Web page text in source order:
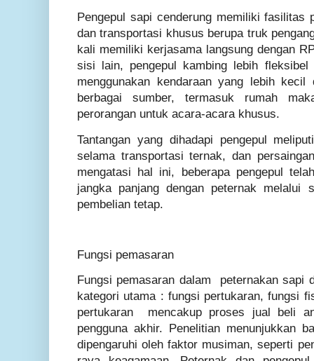
Pengepul sapi cenderung memiliki fasilitas
dan transportasi khusus berupa truk
kali memiliki kerjasama langsung dengan
sisi lain, pengepul kambing lebih
menggunakan kendaraan yang lebih
berbagai sumber, termasuk rumah
perorangan untuk acara-acara khusus.
Tantangan yang dihadapi pengepul
selama transportasi ternak, dan
mengatasi hal ini, beberapa pengepul
jangka panjang dengan peternak melalui
pembelian tetap.
Fungsi pemasaran
Fungsi pemasaran dalam peternakan sapi
kategori utama : fungsi pertukaran, fungsi
pertukaran mencakup proses jual beli
pengguna akhir. Penelitian menunjukkan
dipengaruhi oleh faktor musiman, seperti